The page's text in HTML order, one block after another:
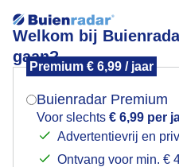
Welkom bij
gaan?
Premium € 6,99 / jaar
Buienradar Premium
Voor slechts € 6,99 per
Advertentievrij en
Ontvang voor min. €
Zonnige dag
Mogen we je
Indien je hier nog geen